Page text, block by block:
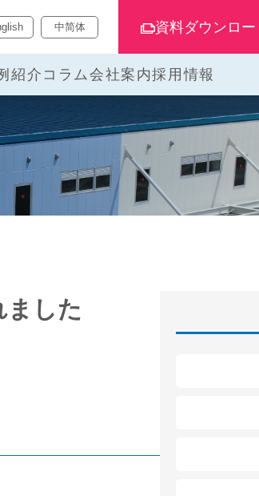
中简体 資料ダウンロー
紹介 コラム会社案内採用情報
した